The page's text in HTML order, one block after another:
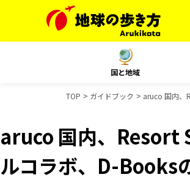
国と地域
TOP ガイドブック aruco 国内、
aruco 国内、Resort
ルコラボ、D-Books